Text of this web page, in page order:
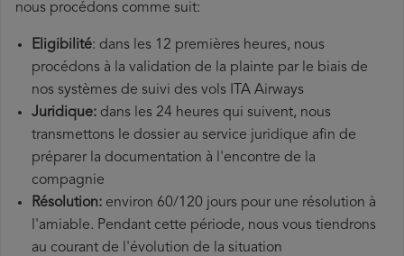
nous procédons comme suit:
Eligibilité: dans les 12 premières heures, nous
procédons à la validation de la plainte par le biais de
nos systèmes de suivi des vols ITA Airways
Juridique: dans les 24 heures qui suivent, nous
transmettons le dossier au service juridique afin de
préparer la documentation à l'encontre de la
compagnie
Résolution: environ 60/120 jours pour une résolution à
l'amiable. Pendant cette période, nous vous tiendrons
au courant de l'évolution de la situation